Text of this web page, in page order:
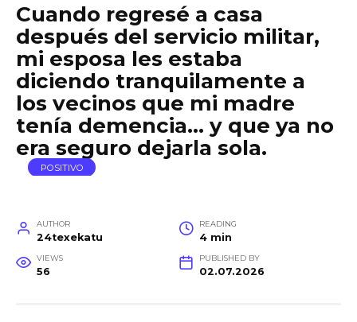
Cuando regresé a casa
después del servicio militar,
mi esposa les estaba
diciendo tranquilamente a
los vecinos que mi madre
tenía demencia… y que ya no
era seguro dejarla sola.
POSITIVO
AUTHOR
24texekatu
READING
4 min
VIEWS
56
PUBLISHED BY
02.07.2026